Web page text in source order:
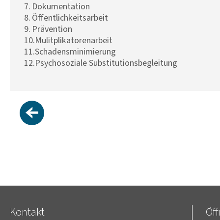
Dokumentation
Öffentlichkeitsarbeit
Prävention
Mulitplikatorenarbeit
Schadensminimierung
Psychosoziale Substitutionsbegleitung
Kontakt